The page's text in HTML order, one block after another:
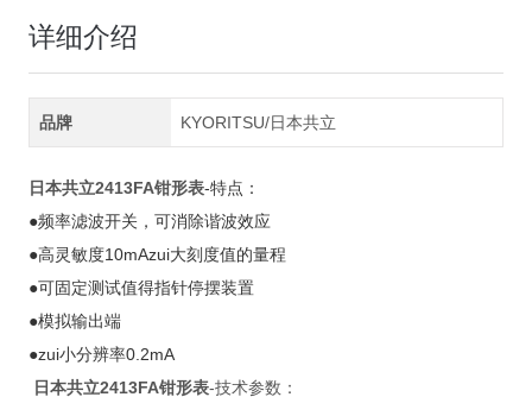
详细介绍
品牌 KYORITSU/日本共立
日本共立2413FA钳形表-特点：
●频率滤波开关，可消除谐波效应
●高灵敏度10mAzui大刻度值的量程
●可固定测试值得指针停摆装置
●模拟输出端
●zui小分辨率0.2mA
日本共立2413FA钳形表-技术参数：